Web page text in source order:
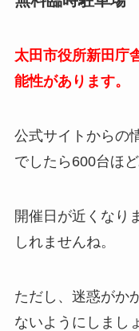
太田市役所新田庁
能性があります。
公式サイトからの
でしたら600台ほ
開催日が近くなり
しれませんね。
ただし、迷惑がか
ないようにしまし